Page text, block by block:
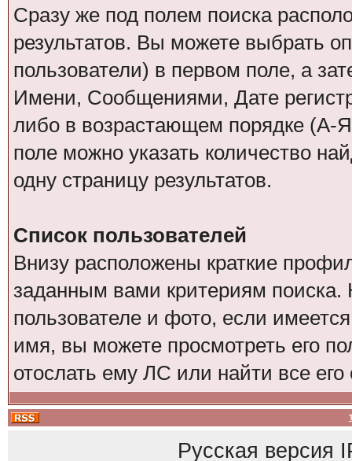
Сразу же под полем поиска
результатов. Вы можете выбрать
пользователи) в первом поле, а
Имени, Сообщениями, Дате
либо в возрастающем порядке
поле можно указать количество
одну страницу результатов.
Список пользователей
Внизу расположены краткие
заданным вами критериям поиска.
пользователе и фото, если
имя, вы можете просмотреть его
отослать ему ЛС или найти все
Русская версия